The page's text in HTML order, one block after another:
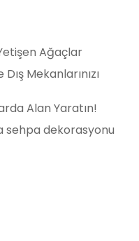
Ağaçlar
Mekanlarınızı
Alan Yaratın!
sehpa dekorasyonu